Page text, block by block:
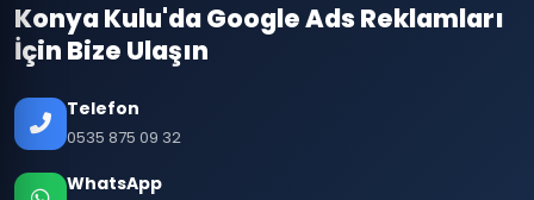
Konya Kulu'da Google Ads Reklamları
İçin Bize Ulaşın
Telefon
0535 875 09 32
WhatsApp